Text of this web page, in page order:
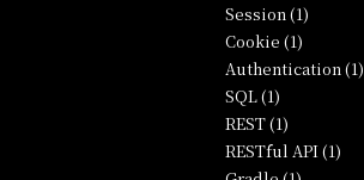
Session (1)
Cookie (1)
Authentication (1)
SQL (1)
REST (1)
RESTful API (1)